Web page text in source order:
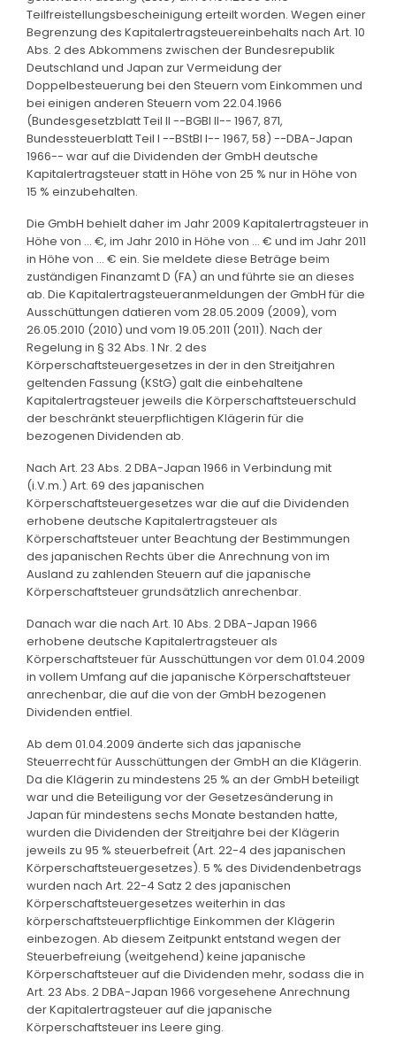
Teilfreistellungsbescheinigung erteilt worden. Wegen einer
Begrenzung des Kapitalertragsteuereinbehalts nach Art. 10
Abs. 2 des Abkommens zwischen der Bundesrepublik
Deutschland und Japan zur Vermeidung der
Doppelbesteuerung bei den Steuern vom Einkommen und
bei einigen anderen Steuern vom 22.04.1966
(Bundesgesetzblatt Teil II --BGBl II-- 1967, 871,
Bundessteuerblatt Teil I --BStBl I-- 1967, 58) --DBA-Japan
1966-- war auf die Dividenden der GmbH deutsche
Kapitalertragsteuer statt in Höhe von 25 % nur in Höhe von
15 % einzubehalten.
Die GmbH behielt daher im Jahr 2009 Kapitalertragsteuer in
Höhe von ... €, im Jahr 2010 in Höhe von ... € und im Jahr 2011
in Höhe von ... € ein. Sie meldete diese Beträge beim
zuständigen Finanzamt D (FA) an und führte sie an dieses
ab. Die Kapitalertragsteueranmeldungen der GmbH für die
Ausschüttungen datieren vom 28.05.2009 (2009), vom
26.05.2010 (2010) und vom 19.05.2011 (2011). Nach der
Regelung in § 32 Abs. 1 Nr. 2 des
Körperschaftsteuergesetzes in der in den Streitjahren
geltenden Fassung (KStG) galt die einbehaltene
Kapitalertragsteuer jeweils die Körperschaftsteuerschuld
der beschränkt steuerpflichtigen Klägerin für die
bezogenen Dividenden ab.
Nach Art. 23 Abs. 2 DBA-Japan 1966 in Verbindung mit
(i.V.m.) Art. 69 des japanischen
Körperschaftsteuergesetzes war die auf die Dividenden
erhobene deutsche Kapitalertragsteuer als
Körperschaftsteuer unter Beachtung der Bestimmungen
des japanischen Rechts über die Anrechnung von im
Ausland zu zahlenden Steuern auf die japanische
Körperschaftsteuer grundsätzlich anrechenbar.
Danach war die nach Art. 10 Abs. 2 DBA-Japan 1966
erhobene deutsche Kapitalertragsteuer als
Körperschaftsteuer für Ausschüttungen vor dem 01.04.2009
in vollem Umfang auf die japanische Körperschaftsteuer
anrechenbar, die auf die von der GmbH bezogenen
Dividenden entfiel.
Ab dem 01.04.2009 änderte sich das japanische
Steuerrecht für Ausschüttungen der GmbH an die Klägerin.
Da die Klägerin zu mindestens 25 % an der GmbH beteiligt
war und die Beteiligung vor der Gesetzesänderung in
Japan für mindestens sechs Monate bestanden hatte,
wurden die Dividenden der Streitjahre bei der Klägerin
jeweils zu 95 % steuerbefreit (Art. 22-4 des japanischen
Körperschaftsteuergesetzes). 5 % des Dividendenbetrags
wurden nach Art. 22-4 Satz 2 des japanischen
Körperschaftsteuergesetzes weiterhin in das
körperschaftsteuerpflichtige Einkommen der Klägerin
einbezogen. Ab diesem Zeitpunkt entstand wegen der
Steuerbefreiung (weitgehend) keine japanische
Körperschaftsteuer auf die Dividenden mehr, sodass die in
Art. 23 Abs. 2 DBA-Japan 1966 vorgesehene Anrechnung
der Kapitalertragsteuer auf die japanische
Körperschaftsteuer ins Leere ging.